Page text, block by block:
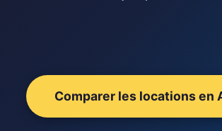
Comparer les locations en